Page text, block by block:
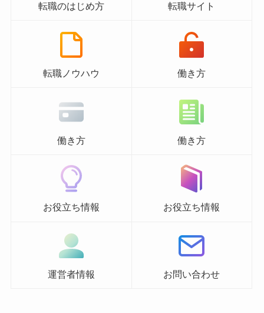
転職のはじめ方 転職サイト
転職ノウハウ 働き方
働き方 働き方
お役立ち情報 お役立ち情報
運営者情報 お問い合わせ